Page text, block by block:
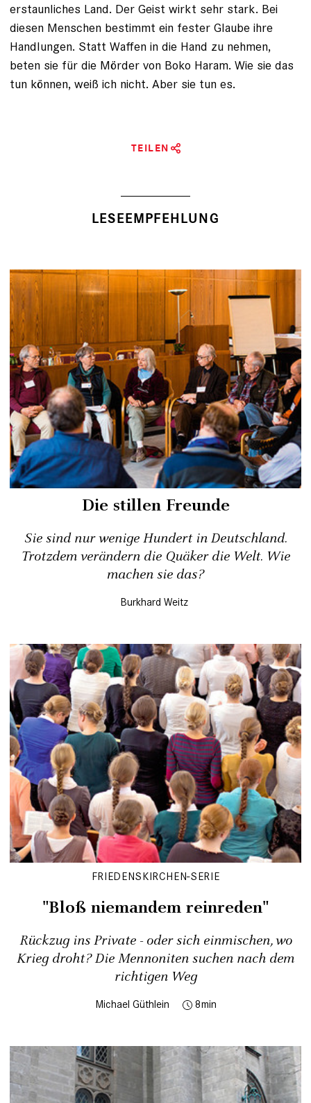
erstaunliches Land. Der Geist wirkt sehr stark. Bei
diesen Menschen bestimmt ein fester Glaube ihre
Handlungen. Statt Waffen in die Hand zu nehmen,
beten sie für die Mörder von Boko ­Haram. Wie sie das
tun können, weiß ich nicht. Aber sie tun es.
TEILEN
LESEEMPFEHLUNG
Die stillen Freunde
Sie sind nur wenige Hundert in Deutschland.
Trotzdem verändern die Quäker die Welt. Wie
machen sie das?
Burkhard Weitz
FRIEDENSKIRCHEN-SERIE
"Bloß niemandem reinreden"
Rückzug ins Private - oder sich einmischen, wo
Krieg droht? Die Mennoniten suchen nach dem
richtigen Weg
Michael Güthlein 8